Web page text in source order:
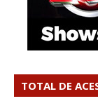
TOTAL DE